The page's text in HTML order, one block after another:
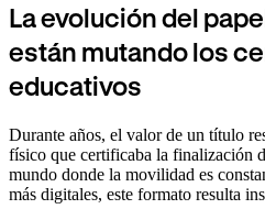
La evolución del
están mutando los
educativos
Durante años, el valor de un título
físico que certificaba la finalización
mundo donde la movilidad es
más digitales, este formato resulta